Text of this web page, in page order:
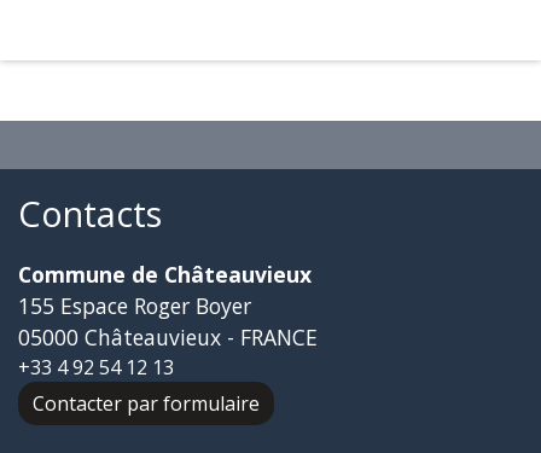
Contacts
Commune de Châteauvieux
155 Espace Roger Boyer
05000 Châteauvieux - FRANCE
+33 4 92 54 12 13
Contacter par formulaire